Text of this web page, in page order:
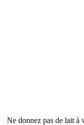
Ne donnez pas de lait à